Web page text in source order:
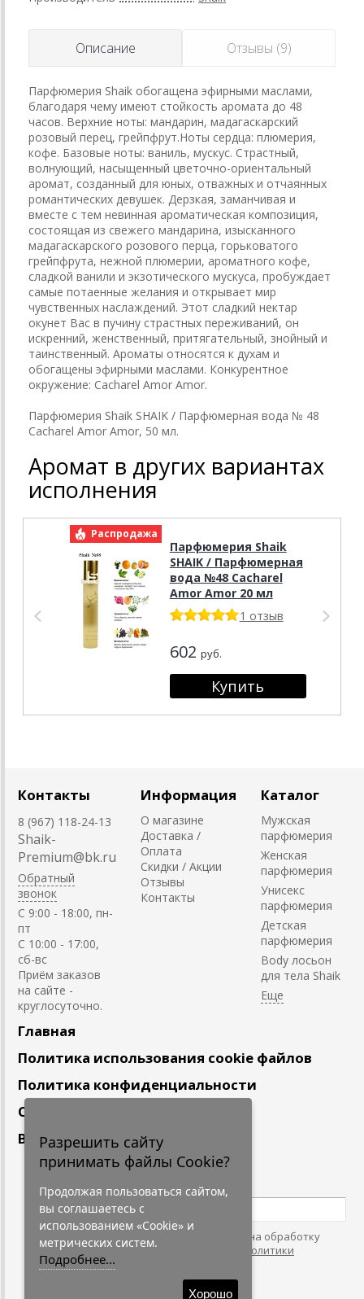
Описание Отзывы (9)
Парфюмерия Shaik обогащена эфирными маслами,
благодаря чему имеют стойкость аромата до 48
часов. Верхние ноты: мандарин, мадагаскарский
розовый перец, грейпфрут.Ноты сердца: плюмерия,
кофе. Базовые ноты: ваниль, мускус. Страстный,
волнующий, насыщенный цветочно-ориентальный
аромат, созданный для юных, отважных и отчаянных
романтических девушек. Дерзкая, заманчивая и
вместе с тем невинная ароматическая композиция,
состоящая из свежего мандарина, изысканного
мадагаскарского розового перца, горьковатого
грейпфрута, нежной плюмерии, ароматного кофе,
сладкой ванили и экзотического мускуса, пробуждает
самые потаенные желания и открывает мир
чувственных наслаждений. Этот сладкий нектар
окунет Вас в пучину страстных переживаний, он
искренний, женственный, притягательный, знойный и
таинственный. Ароматы относятся к духам и
обогащены эфирными маслами. Конкурентное
окружение: Cacharel Amor Amor.
Парфюмерия Shaik SHAIK / Парфюмерная вода № 48
Cacharel Amor Amor, 50 мл.
Аромат в других вариантах
исполнения
Распродажа
Парфюмерия Shaik
SHAIK / Парфюмерная
вода №48 Cacharel
Amor Amor 20 мл
1 отзыв
602 руб.
Контакты
8 (967) 118-24-13
Shaik-
Premium@bk.ru
Обратный
звонок
C 9:00 - 18:00, пн-
пт
С 10:00 - 17:00,
сб-вс
Приём заказов
на сайте -
круглосуточно.
Информация
О магазине
Доставка /
Оплата
Скидки / Акции
Отзывы
Контакты
Каталог
Мужская
парфюмерия
Женская
парфюмерия
Унисекс
парфюмерия
Детская
парфюмерия
Body лосьон
для тела Shaik
Главная
Политика использования cookie файлов
Политика конфиденциальности
Сотрудничество
Вакансии
Подпишитесь
Нажимая на кнопку, я даю согласие на обработку
персональных данных. С условиями
"Политики
Конфидециальности"
Разрешить сайту
принимать файлы Cookie?
Продолжая пользоваться сайтом,
вы соглашаетесь с
использованием «Cookie» и
метрических систем.
Подробнее...
Хорошо